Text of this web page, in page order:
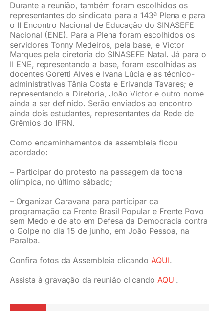
Durante a reunião, também foram escolhidos os
representantes do sindicato para a 143ª Plena e para
o II Encontro Nacional de Educação do SINASEFE
Nacional (ENE). Para a Plena foram escolhidos os
servidores Tonny Medeiros, pela base, e Victor
Marques pela diretoria do SINASEFE Natal. Já para o
II ENE, representando a base, foram escolhidas as
docentes Goretti Alves e Ivana Lúcia e as técnico-
administrativas Tânia Costa e Erivanda Tavares; e
representando a Diretoria, João Victor e outro nome
ainda a ser definido. Serão enviados ao encontro
ainda dois estudantes, representantes da Rede de
Grêmios do IFRN.
Como encaminhamentos da assembleia ficou
acordado:
– Participar do protesto na passagem da tocha
olímpica, no último sábado;
– Organizar Caravana para participar da
programação da Frente Brasil Popular e Frente Povo
sem Medo e de ato em Defesa da Democracia contra
o Golpe no dia 15 de junho, em João Pessoa, na
Paraíba.
Confira fotos da Assembleia clicando AQUI.
Assista à gravação da reunião clicando AQUI.